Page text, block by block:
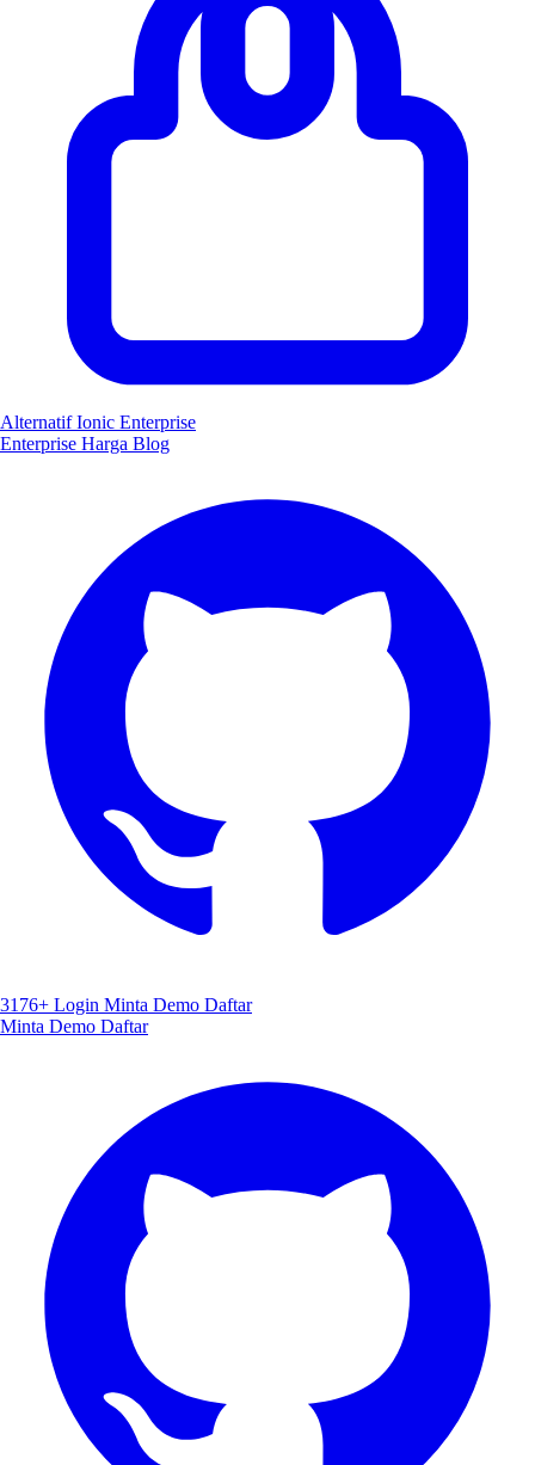
Alternatif Ionic Enterprise
Enterprise Harga Blog
3176+ Login Minta Demo Daftar
Minta Demo Daftar